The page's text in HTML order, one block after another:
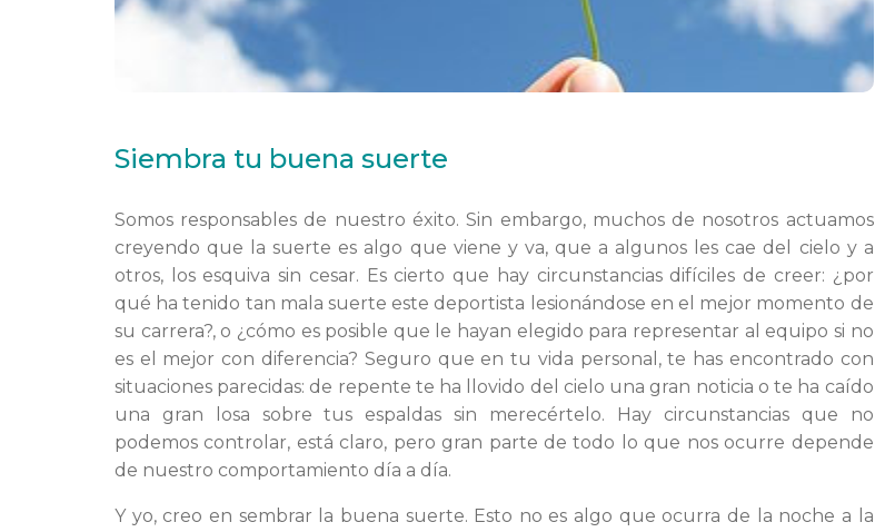
Siembra tu buena suerte
Somos responsables de nuestro éxito. Sin embargo, muchos de nosotros actuamos
creyendo que la suerte es algo que viene y va, que a algunos les cae del cielo y a
otros, los esquiva sin cesar. Es cierto que hay circunstancias difíciles de creer: ¿por
qué ha tenido tan mala suerte este deportista lesionándose en el mejor momento de
su carrera?, o ¿cómo es posible que le hayan elegido para representar al equipo si no
es el mejor con diferencia? Seguro que en tu vida personal, te has encontrado con
situaciones parecidas: de repente te ha llovido del cielo una gran noticia o te ha caído
una gran losa sobre tus espaldas sin merecértelo. Hay circunstancias que no
podemos controlar, está claro, pero gran parte de todo lo que nos ocurre depende
de nuestro comportamiento día a día.
Y yo, creo en sembrar la buena suerte. Esto no es algo que ocurra de la noche a la